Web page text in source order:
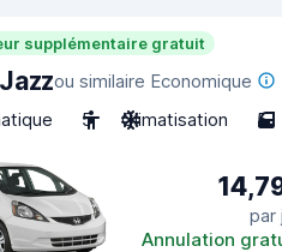
supplémentaire gratuit
ou similaire Economique
5 Climatisation 5
par
Annulation